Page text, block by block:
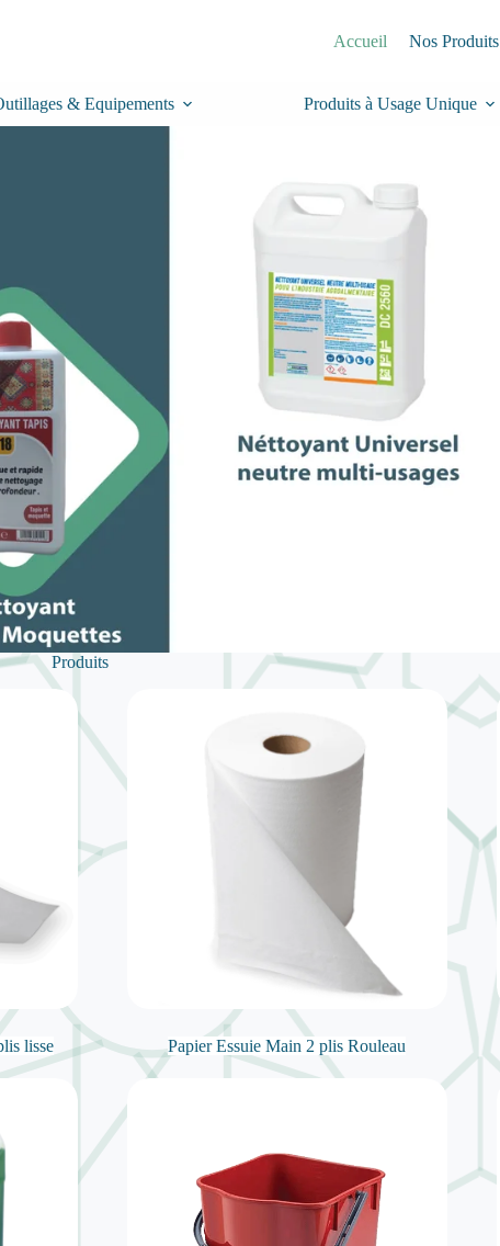
Accueil Nos Produits
& Equipements Produits à Usage Unique
Produits
lisse Papier Essuie Main 2 plis Rouleau